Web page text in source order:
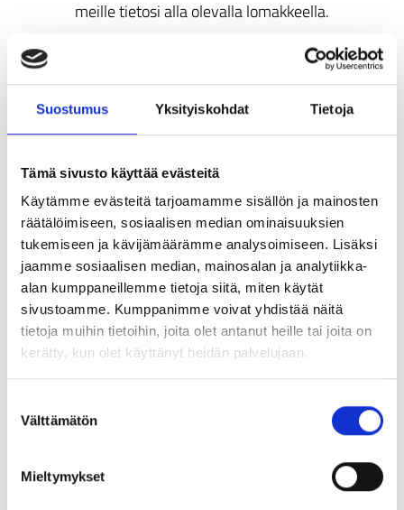
Suostumus Yksityiskohdat Tietoja
Tämä sivusto käyttää evästeitä
Käytämme evästeitä tarjoamamme sisällön ja mainosten
räätälöimiseen, sosiaalisen median ominaisuuksien
tukemiseen ja kävijämäärämme analysoimiseen. Lisäksi
jaamme sosiaalisen median, mainosalan ja analytiikka-
alan kumppaneillemme tietoja siitä, miten käytät
sivustoamme. Kumppanimme voivat yhdistää näitä
tietoja muihin tietoihin, joita olet antanut heille tai joita on
kerätty, kun olet käyttänyt heidän palvelujaan.
Välttämätön
Mieltymykset
meille tietosi alla olevalla lomakkeella.
Koska paikkoja on rajoitetusti, pyytäisimme
sinuasamalla lyhyesti kertomaan, miksi koet
tarvitsevasi valmennusta.
Valmentaja on sinuun yhteydessä mahdollisimman
nopeasti, kun olemme saaneet ilmoittautumisesi.
Valmennuksesta voit lukea lisäätäältä.
Nimi
Tehtävänimike
Puhelin
Sähköposti